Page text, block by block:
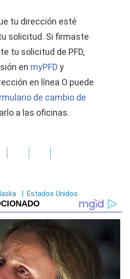
tu dirección esté
solicitud. Si firmaste
tu solicitud de PFD,
en myPFD y
en línea O puede
de cambio de
a las oficinas.
| Estados Unidos